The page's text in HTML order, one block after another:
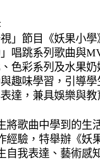
視」節目《妖果小
唱跳系列歌曲與
色彩系列及水果
趣味學習，引導
達，兼具娛樂與
將歌曲中學到的生
經驗，特舉辦《妖
自我表達、藝術感